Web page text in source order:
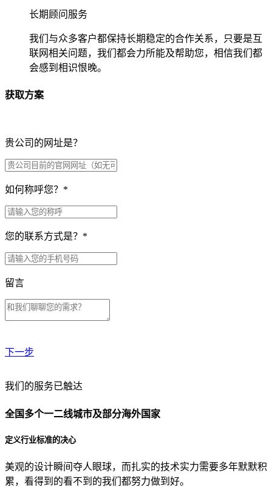
长期顾问服务
我们与众多客户都保持长期稳定的合作关系，只要是互
联网相关问题，我们都会力所能及帮助您，相信我们都
会感到相识恨晚。
获取方案
贵公司的网址是？
如何称呼您？ *
您的联系方式是？ *
留言
下一步
贵公司预算范围是？
贵公司的团队规模是？
目前主要的营销渠道是？
我们的服务已触达
全国多个一二线城市及部分海外国家
定义行业标准的决心
美观的设计瞬间夺人眼球，而扎实的技术实力需要多年默默积
累，看得到的看不到的我们都努力做到好。